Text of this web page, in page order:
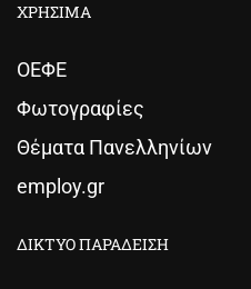
ΧΡΗΣΙΜΑ
ΟΕΦΕ
Φωτογραφίες
Θέματα Πανελληνίων
employ.gr
ΔΙΚΤΥΟ ΠΑΡΑΔΕΙΣΗ